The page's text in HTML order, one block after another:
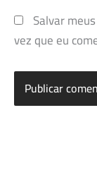
Salvar
vez que eu